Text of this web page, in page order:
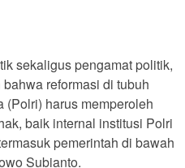
sekaligus pengamat politik,
reformasi di tubuh
harus memperoleh
baik internal institusi Polri
pemerintah di bawah
Subianto.